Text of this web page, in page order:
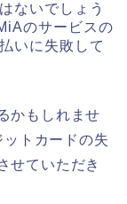
ないでしょう
のサービスの
いに失敗して
かもしれませ
トカードの失
せていただき